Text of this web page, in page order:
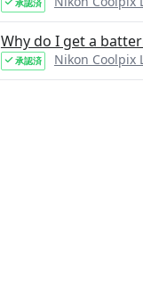
承認済
Why do I get a
承認済 Nikon Coolpix